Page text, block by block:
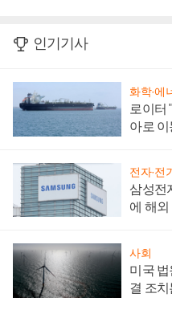
인기기사
화학·에
로이터
아로 이
전자·전
삼성전
에 해외
사회
미국
결 조치